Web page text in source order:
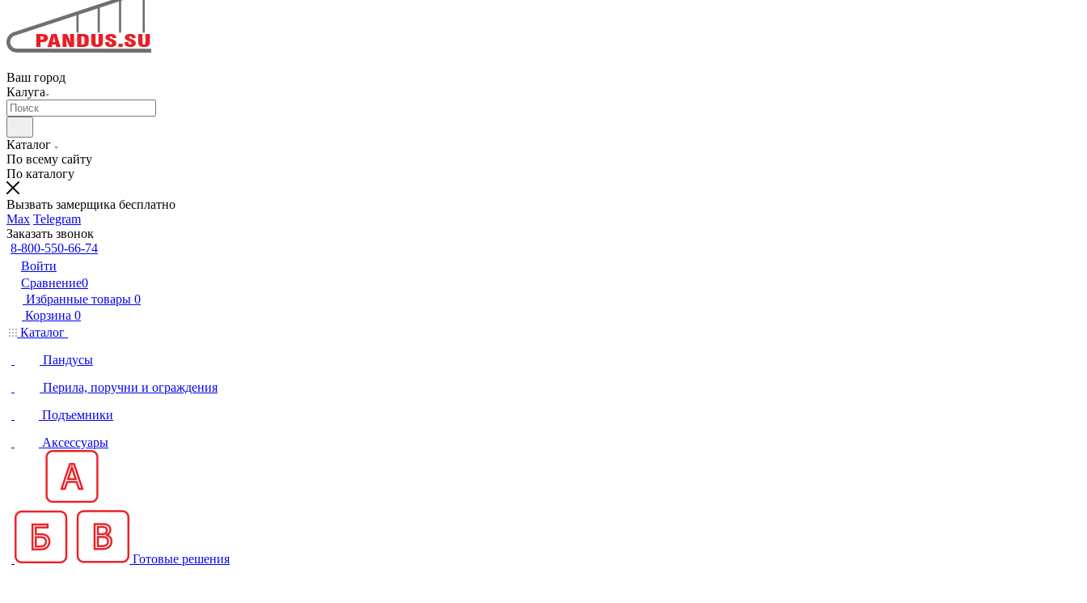
Ваш город
Калуга
Каталог
По всему сайту
По каталогу
Вызвать замерщика бесплатно
Max Telegram
Заказать звонок
8-800-550-66-74
Войти
Сравнение0
Избранные товары 0
Корзина 0
Каталог
Пандусы
Перила, поручни и ограждения
Подъемники
Аксессуары
Готовые решения